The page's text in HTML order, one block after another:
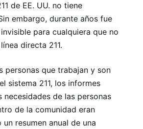
de EE. UU. no tiene
embargo, durante años fue
para cualquiera que no
directa 211.
personas que trabajan y son
sistema 211, los informes
necesidades de las personas
de la comunidad eran
resumen anual de una